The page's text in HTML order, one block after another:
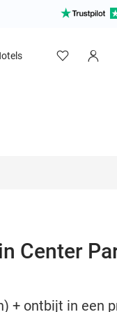
Center
+ ontbijt in een